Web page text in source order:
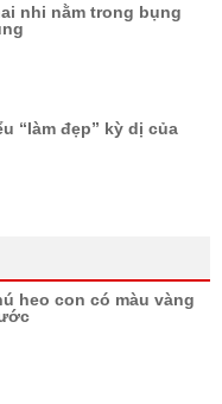
nhi nằm trong bụng
“làm đẹp” kỳ dị của
heo con có màu vàng